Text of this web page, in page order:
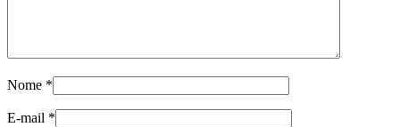
Nome *
E-mail *